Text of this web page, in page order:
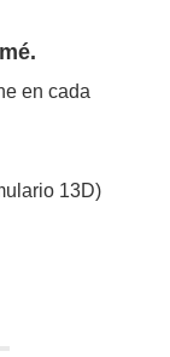
en cada
13D)